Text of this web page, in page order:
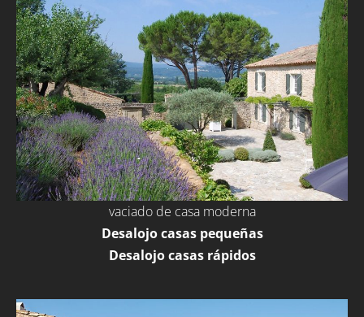
vaciado de casa moderna
Desalojo casas pequeñas
Desalojo casas rápidos